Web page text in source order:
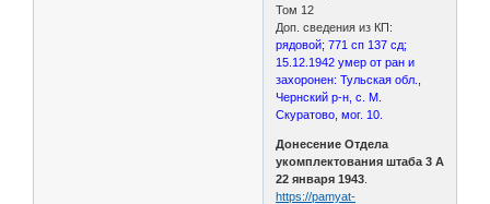
Том 12
Доп. сведения из КП:
рядовой; 771 сп 137 сд;
15.12.1942 умер от ран и
захоронен: Тульская обл.,
Чернский р-н, с. М.
Скуратово, мог. 10.
Донесение Отдела
укомплектования штаба 3 А
22 января 1943
https://pamyat-